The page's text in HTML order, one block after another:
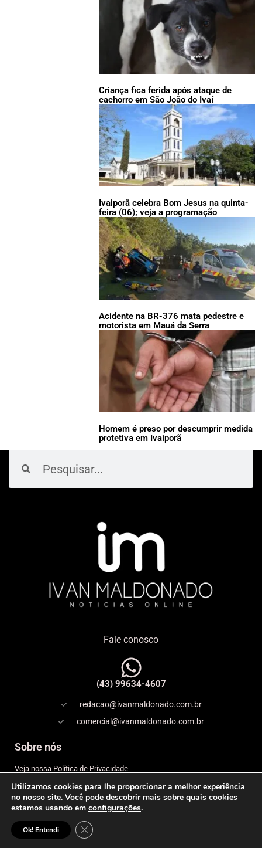
Criança fica ferida após ataque de
cachorro em São João do Ivaí
Ivaiporã celebra Bom Jesus na quinta-
feira (06); veja a programação
Acidente na BR-376 mata pedestre e
motorista em Mauá da Serra
Homem é preso por descumprir medida
protetiva em Ivaiporã
Fale conosco
(43) 99634-4607
redacao@ivanmaldonado.com.br
comercial@ivanmaldonado.com.br
Sobre nós
Veja nossa Política de Privacidade
Copyright
Expediente
© 2026 IVAN MALDONADO – NOTÍCIAS ONLINE– Todos os
Utilizamos cookies para lhe proporcionar a melhor experiência
no nosso site. Você pode descobrir mais sobre quais cookies
estamos usando em configurações.
Ok! Entendi Close GDPR Cookie Banner